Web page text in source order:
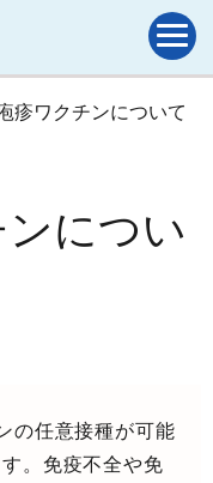
疹ワクチンについて
につい
の任意接種が可能
。免疫不全や免